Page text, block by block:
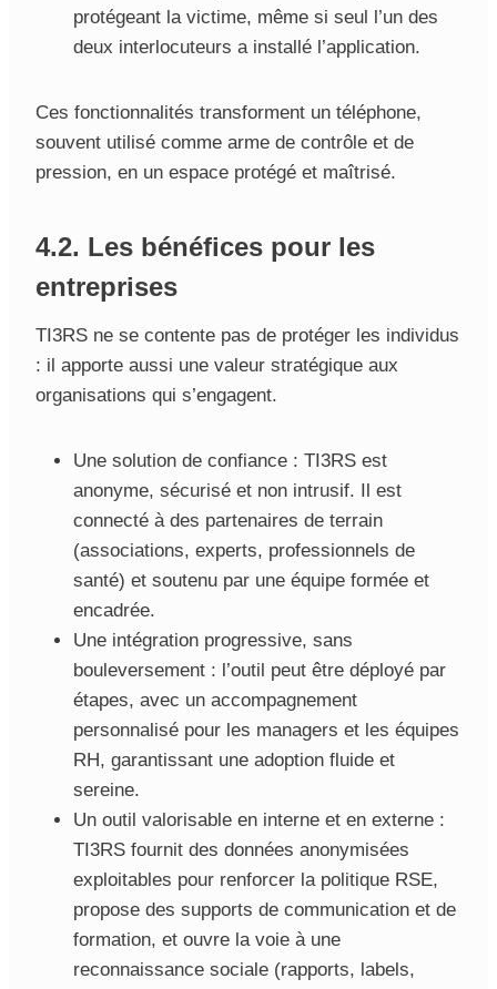
protégeant la victime, même si seul l’un des
deux interlocuteurs a installé l’application.
Ces fonctionnalités transforment un téléphone,
souvent utilisé comme arme de contrôle et de
pression, en un espace protégé et maîtrisé.
4.2. Les bénéfices pour les
entreprises
TI3RS ne se contente pas de protéger les individus
: il apporte aussi une valeur stratégique aux
organisations qui s’engagent.
Une solution de confiance : TI3RS est
anonyme, sécurisé et non intrusif. Il est
connecté à des partenaires de terrain
(associations, experts, professionnels de
santé) et soutenu par une équipe formée et
encadrée.
Une intégration progressive, sans
bouleversement : l’outil peut être déployé par
étapes, avec un accompagnement
personnalisé pour les managers et les équipes
RH, garantissant une adoption fluide et
sereine.
Un outil valorisable en interne et en externe :
TI3RS fournit des données anonymisées
exploitables pour renforcer la politique RSE,
propose des supports de communication et de
formation, et ouvre la voie à une
reconnaissance sociale (rapports, labels,